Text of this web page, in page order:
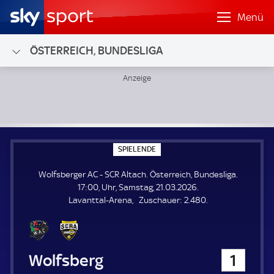
Menü
ÖSTERREICH, BUNDESLIGA
SPIELENDE
P
E
L
E
N
Wolfsberger AC - SCR Altach. Österreich, Bundesliga.
17:00, Uhr, Samstag, 21.03.2026.
Lavanttal-Arena
Zuschauer: Z
2.480.
Wolfsberger AC 1